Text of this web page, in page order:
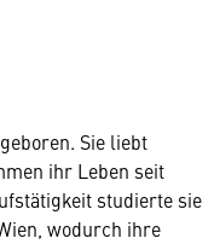
Sie liebt
ihr Leben seit
studierte sie
wodurch ihre